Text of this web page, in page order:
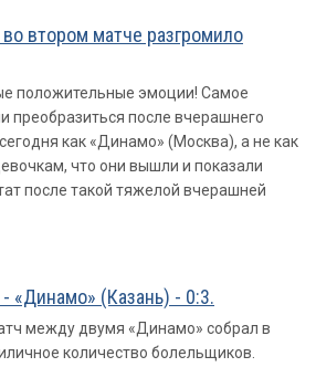
втором матче разгромило
положительные эмоции! Самое
преобразиться после вчерашнего
как «Динамо» (Москва), а не как
что они вышли и показали
после такой тяжелой вчерашней
«Динамо» (Казань) - 0:3.
между двумя «Динамо» собрал в
количество болельщиков.